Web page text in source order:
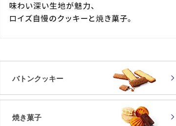
バトンクッキー
焼き菓子